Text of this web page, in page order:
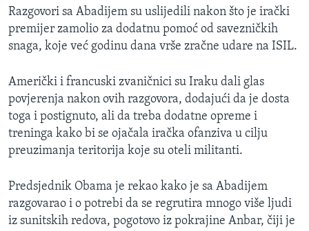
Razgovori sa Abadijem su uslijedili nakon što je irački
premijer zamolio za dodatnu pomoć od savezničkih
snaga, koje već godinu dana vrše zračne udare na ISIL.
Američki i francuski zvaničnici su Iraku dali glas
povjerenja nakon ovih razgovora, dodajući da je dosta
toga i postignuto, ali da treba dodatne opreme i
treninga kako bi se ojačala iračka ofanziva u cilju
preuzimanja teritorija koje su oteli militanti.
Predsjednik Obama je rekao kako je sa Abadijem
razgovarao i o potrebi da se regrutira mnogo više ljudi
iz sunitskih redova, pogotovo iz pokrajine Anbar, čiji je